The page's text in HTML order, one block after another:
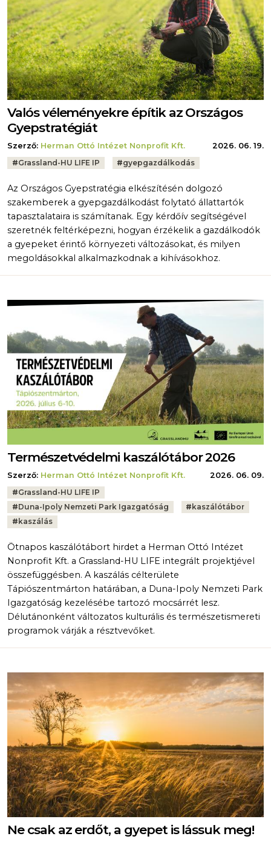
Valós véleményekre építik az Országos
Gyepstratégiát
Szerző: Herman Ottó Intézet Nonprofit Kft.
2026. 06. 19.
Tags:
#Grassland-HU LIFE IP #gyepgazdálkodás
Az Országos Gyepstratégia elkészítésén dolgozó
szakemberek a gyepgazdálkodást folytató állattartók
tapasztalataira is számítanak. Egy kérdőív segítségével
szeretnék feltérképezni, hogyan érzékelik a gazdálkodók
a gyepeket érintő környezeti változásokat, és milyen
megoldásokkal alkalmazkodnak a kihívásokhoz.
Természetvédelmi kaszálótábor 2026
Szerző: Herman Ottó Intézet Nonprofit Kft.
2026. 06. 09.
Tags:
#Grassland-HU LIFE IP
#Duna-Ipoly Nemzeti Park Igazgatóság # kaszálótábor
# kaszálás
Ötnapos kaszálótábort hirdet a Herman Ottó Intézet
Nonprofit Kft. a Grassland-HU LIFE integrált projektjével
összefüggésben. A kaszálás célterülete
Tápiószentmárton határában, a Duna-Ipoly Nemzeti Park
Igazgatóság kezelésébe tartozó mocsárrét lesz.
Délutánonként változatos kulturális és természetismereti
programok várják a résztvevőket.
Ne csak az erdőt, a gyepet is lássuk meg!